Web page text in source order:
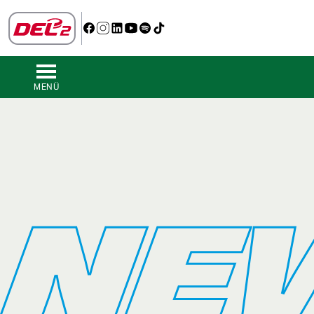
MENÜ